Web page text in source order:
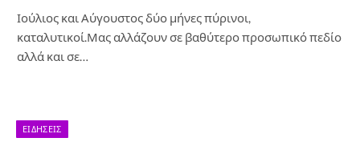
Ιούλιος και Αύγουστος δύο μήνες πύρινοι,
καταλυτικοί.Μας αλλάζουν σε βαθύτερο προσωπικό πεδίο
αλλά και σε…
ΕΙΔΉΣΕΙΣ